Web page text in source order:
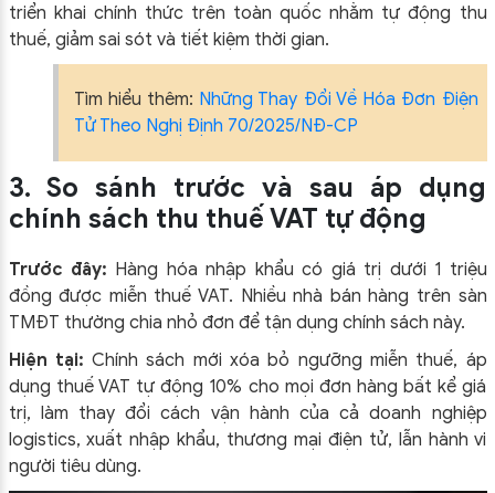
triển khai chính thức trên toàn quốc nhằm tự động thu
thuế, giảm sai sót và tiết kiệm thời gian.
Tìm hiểu thêm: Những Thay Đổi Về Hóa Đơn Điện
Tử Theo Nghị Định 70/2025/NĐ-CP
3. So sánh trước và sau áp dụng
chính sách thu thuế VAT tự động
Trước đây: Hàng hóa nhập khẩu có giá trị dưới 1 triệu
đồng được miễn thuế VAT. Nhiều nhà bán hàng trên sàn
TMĐT thường chia nhỏ đơn để tận dụng chính sách này.
Hiện tại:Chính sách mới xóa bỏ ngưỡng miễn thuế, áp
dụng thuế VAT tự động 10% cho mọi đơn hàng bất kể giá
trị, làm thay đổi cách vận hành của cả doanh nghiệp
logistics, xuất nhập khẩu, thương mại điện tử, lẫn hành vi
người tiêu dùng.